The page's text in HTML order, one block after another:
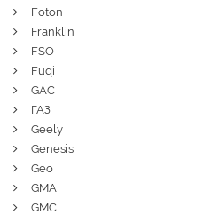
Foton
Franklin
FSO
Fuqi
GAC
ГАЗ
Geely
Genesis
Geo
GMA
GMC